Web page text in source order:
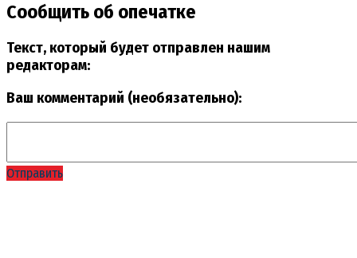
Сообщить об опечатке
Текст, который будет отправлен нашим
редакторам:
Ваш комментарий (необязательно):
Отправить